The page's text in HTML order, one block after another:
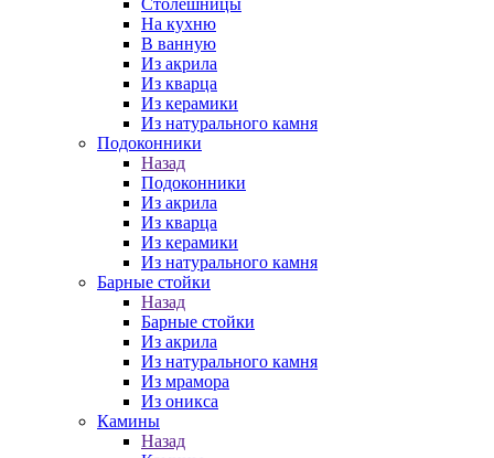
Столешницы
На кухню
В ванную
Из акрила
Из кварца
Из керамики
Из натурального камня
Подоконники
Назад
Подоконники
Из акрила
Из кварца
Из керамики
Из натурального камня
Барные стойки
Назад
Барные стойки
Из акрила
Из натурального камня
Из мрамора
Из оникса
Камины
Назад